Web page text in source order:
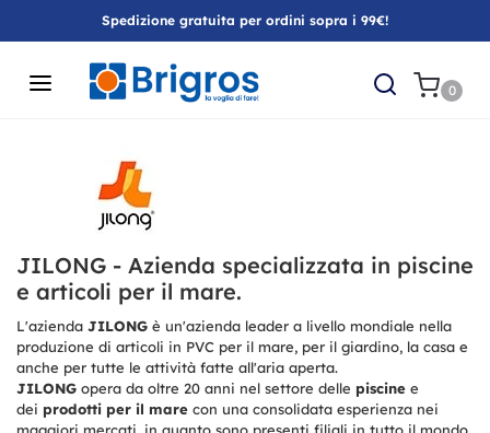
Spedizione gratuita per ordini sopra i 99€!
0
JILONG - Azienda specializzata in piscine
e articoli per il mare.
L'azienda JILONG è un'azienda leader a livello mondiale nella
produzione di articoli in PVC per il mare, per il giardino, la casa e
anche per tutte le attività fatte all'aria aperta.
JILONG opera da oltre 20 anni nel settore delle piscine e
dei prodotti per il mare con una consolidata esperienza nei